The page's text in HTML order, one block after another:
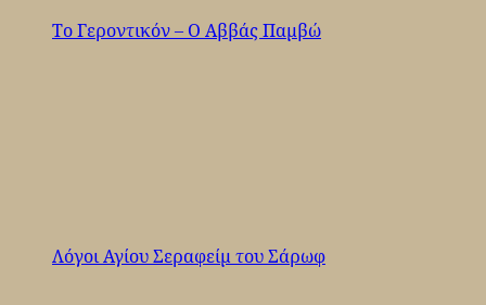
Το Γεροντικόν – Ο Αββάς Παμβώ
Λόγοι Αγίου Σεραφείμ του Σάρωφ